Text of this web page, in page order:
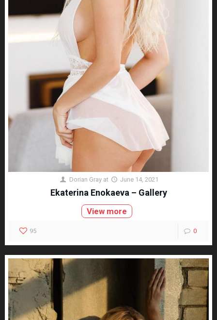
Dorian Gray at June 14, 2021
Ekaterina Enokaeva – Gallery
View more
95 0